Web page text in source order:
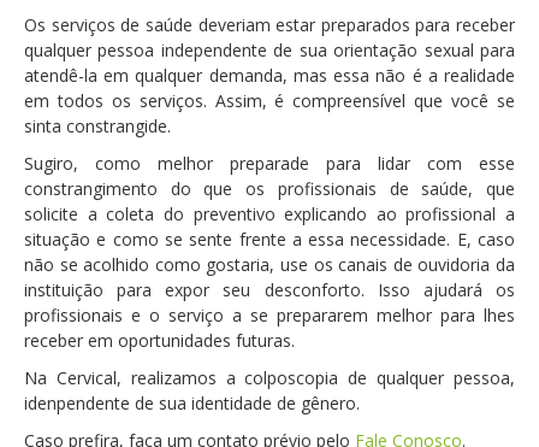
Os serviços de saúde deveriam estar preparados para receber
qualquer pessoa independente de sua orientação sexual para
atendê-la em qualquer demanda, mas essa não é a realidade
em todos os serviços. Assim, é compreensível que você se
sinta constrangide.
Sugiro, como melhor preparade para lidar com esse
constrangimento do que os profissionais de saúde, que
solicite a coleta do preventivo explicando ao profissional a
situação e como se sente frente a essa necessidade. E, caso
não se acolhido como gostaria, use os canais de ouvidoria da
instituição para expor seu desconforto. Isso ajudará os
profissionais e o serviço a se prepararem melhor para lhes
receber em oportunidades futuras.
Na Cervical, realizamos a colposcopia de qualquer pessoa,
idenpendente de sua identidade de gênero.
Caso prefira, faça um contato prévio pelo Fale Conosco.